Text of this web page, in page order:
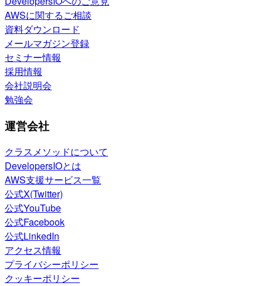
AWSに関するご相談
資料ダウンロード
メールマガジン登録
セミナー情報
採用情報
会社説明会
勉強会
運営会社
クラスメソッドについて
DevelopersIOとは
AWS支援サービス一覧
公式X(Twitter)
公式YouTube
公式Facebook
公式LinkedIn
アクセス情報
プライバシーポリシー
クッキーポリシー